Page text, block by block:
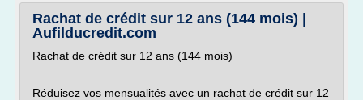
Rachat de crédit sur 12 ans (144 mois) |
Aufilducredit.com
Rachat de crédit sur 12 ans (144 mois)
Réduisez vos mensualités avec un rachat de crédit sur 12